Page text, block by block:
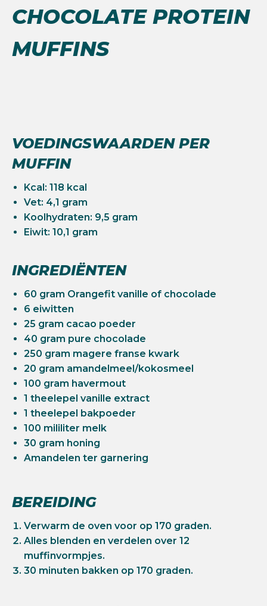
CHOCOLATE PROTEIN
MUFFINS
VOEDINGSWAARDEN PER
MUFFIN
Kcal: 118 kcal
Vet: 4,1 gram
Koolhydraten: 9,5 gram
Eiwit: 10,1 gram
INGREDIËNTEN
60 gram Orangefit vanille of chocolade
6 eiwitten
25 gram cacao poeder
40 gram pure chocolade
250 gram magere franse kwark
20 gram amandelmeel/kokosmeel
100 gram havermout
1 theelepel vanille extract
1 theelepel bakpoeder
100 mililiter melk
30 gram honing
Amandelen ter garnering
BEREIDING
Verwarm de oven voor op 170 graden.
Alles blenden en verdelen over 12
muffinvormpjes.
30 minuten bakken op 170 graden.